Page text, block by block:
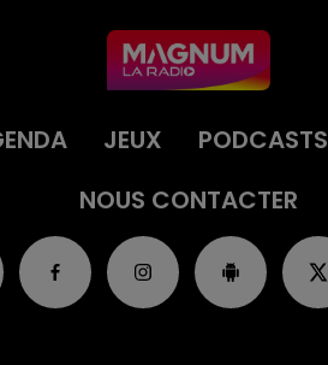
JEUX PODCASTS
NOUS CONTACTER